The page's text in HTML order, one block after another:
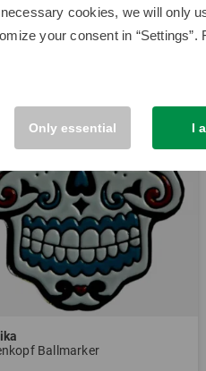
Ballmarker
cookies, we will only
your consent in “Settings”.
Only essential I